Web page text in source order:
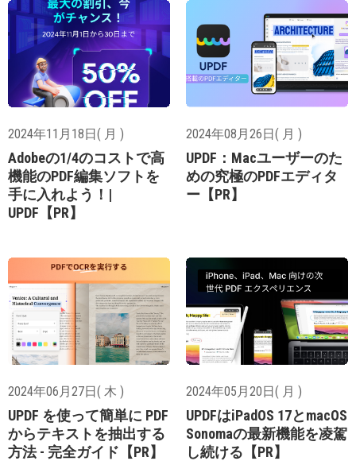
2024年11月18日( 月 )
Adobeの1/4のコストで高
機能のPDF編集ソフトを
手に入れよう！|
UPDF【PR】
2024年08月26日( 月 )
UPDF：Macユーザーのた
めの究極のPDFエディタ
ー【PR】
2024年06月27日( 木 )
UPDF を使って簡単に PDF
からテキストを抽出する
方法 - 完全ガイド【PR】
2024年05月20日( 月 )
UPDFはiPadOS 17とmacOS
Sonomaの最新機能を凌駕
し続ける【PR】